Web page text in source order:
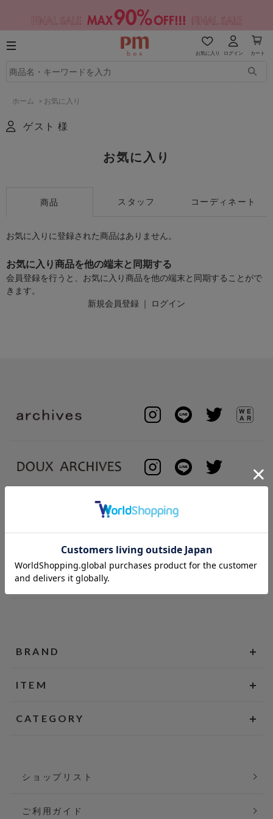
お気に入り ログイン カート
ホーム > お気に入り
ゲスト 様
お気に入り
商品 スタッフ コーディネート
お気に入りに登録された商品はありません。
お気に入り商品を他の端末と同期する
会員登録を行うと、お気に入り商品を他の端末と同期することがで
きます。
新規会員登録 ｜ ログイン
BRAND
ITEM
CATEGORY
ショップリスト
ご利用ガイド